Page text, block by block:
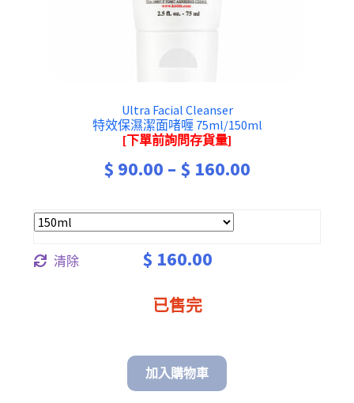
Ultra Facial Cleanser
特效保濕潔面啫喱 75ml/150ml
[下單前詢問存貨量]
$ 90.00 – $ 160.00
清除 $ 160.00
已售完
加入購物車